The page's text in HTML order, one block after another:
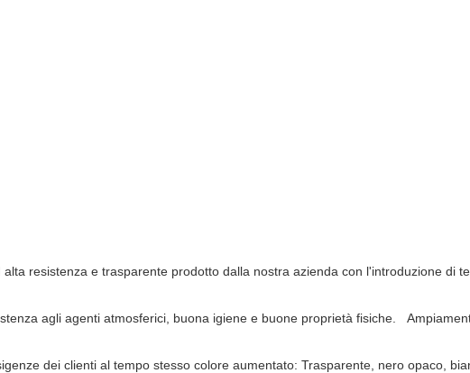
resistenza e trasparente prodotto dalla nostra azienda con l'introduzione di
agli agenti atmosferici, buona igiene e buone proprietà fisiche.
dei clienti al tempo stesso colore aumentato: Trasparente, nero opaco,